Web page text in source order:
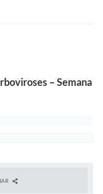
– Semana